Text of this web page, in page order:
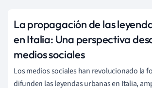
La propagación de las
en Italia: Una perspectiva
medios sociales
Los medios sociales han revolucionado la
difunden las leyendas urbanas en Italia,